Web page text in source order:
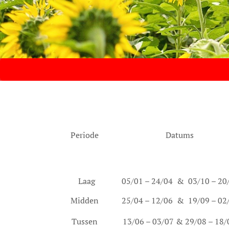
Periode Datums
Laag
05/01 – 24/04 & 03/10 –
Midden
25/04 – 12/06 & 19/09 –
Tussen
13/06 – 03/07 & 29/08 – 18/